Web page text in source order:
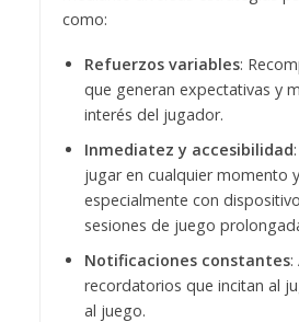
como:
Refuerzos variables:
que generan expectativas y
interés del jugador.
Inmediatez y accesibilidad
jugar en cualquier momento
especialmente con
sesiones de juego
Notificaciones constantes:
recordatorios que incitan al
al juego.